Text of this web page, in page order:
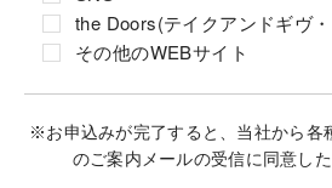
the Doors(テイクアンドギヴ
その他のWEBサイト
※お申込みが完了すると、当社から各
のご案内メールの受信に同意した